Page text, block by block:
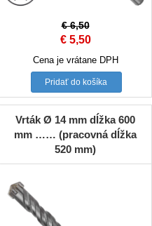
€6,50
Original
price
was:
€ 6,50.
€5,50Current
price
is:
€ 5,50.
Cena je vrátane DPH
Pridať do košíka
Vrták Ø 14 mm dĺžka 600
mm …… (pracovná dĺžka
520 mm)